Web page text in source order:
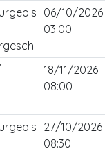
06/10/2026
03:00
18/11/2026
08:00
27/10/2026
08:30